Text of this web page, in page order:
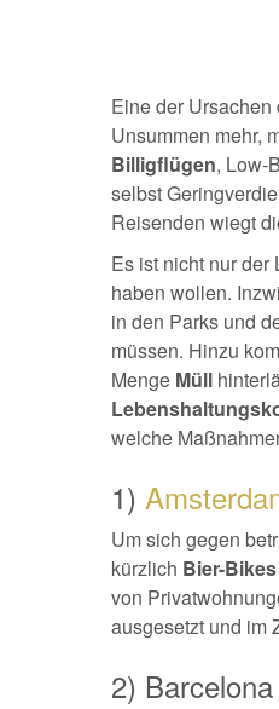
Eine der
Unsummen mehr,
Billigflügen, Low-
selbst
Reisenden wiegt
Es ist nicht nur
haben wollen.
in den Parks und
müssen. Hinzu
Menge Müll
welche
1)
Um sich gegen
kürzlich Bier-
von
ausgesetzt und im
2) Barcelona